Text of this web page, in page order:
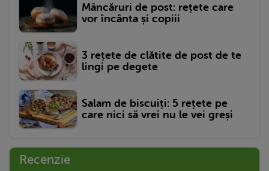
Mâncăruri de post: rețete care
vor încânta și copiii
3 rețete de clătite de post de te
lingi pe degete
Salam de biscuiți: 5 rețete pe
care nici să vrei nu le vei greși
Recenzie